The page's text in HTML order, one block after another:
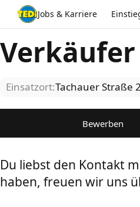
Jobs & Karriere
Einsatzort:Tachauer Straße
Bewerben
Du liebst den Kontakt
haben, freuen wir uns